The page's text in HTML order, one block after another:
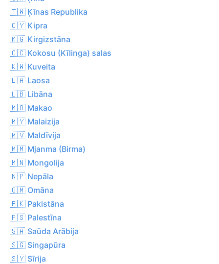
🇹🇼 Ķīnas Republika
🇨🇾 Kipra
🇰🇬 Kirgizstāna
🇨🇨 Kokosu (Kīlinga) salas
🇰🇼 Kuveita
🇱🇦 Laosa
🇱🇧 Libāna
🇲🇴 Makao
🇲🇾 Malaizija
🇲🇻 Maldīvija
🇲🇲 Mjanma (Birma)
🇲🇳 Mongolija
🇳🇵 Nepāla
🇴🇲 Omāna
🇵🇰 Pakistāna
🇵🇸 Palestīna
🇸🇦 Saūda Arābija
🇸🇬 Singapūra
🇸🇾 Sīrija